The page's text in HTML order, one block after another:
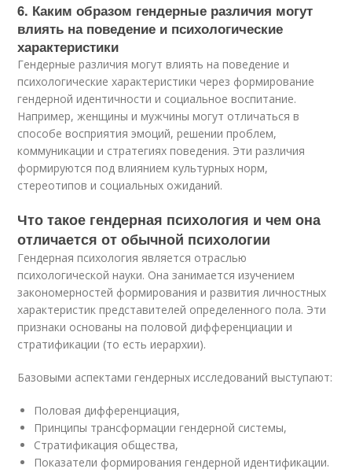
6. Каким образом гендерные различия могут
влиять на поведение и психологические
характеристики
Гендерные различия могут влиять на поведение и
психологические характеристики через формирование
гендерной идентичности и социальное воспитание.
Например, женщины и мужчины могут отличаться в
способе восприятия эмоций, решении проблем,
коммуникации и стратегиях поведения. Эти различия
формируются под влиянием культурных норм,
стереотипов и социальных ожиданий.
Что такое гендерная психология и чем она
отличается от обычной психологии
Гендерная психология является отраслью
психологической науки. Она занимается изучением
закономерностей формирования и развития личностных
характеристик представителей определенного пола. Эти
признаки основаны на половой дифференциации и
стратификации (то есть иерархии).
Базовыми аспектами гендерных исследований выступают:
Половая дифференциация,
Принципы трансформации гендерной системы,
Стратификация общества,
Показатели формирования гендерной идентификации.